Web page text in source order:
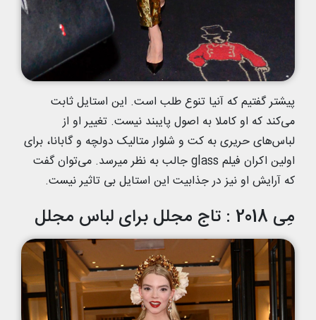
پیشتر گفتیم که آنیا تنوع طلب است. این استایل ثابت
می‌کند که او کاملا به اصول پایبند نیست. تغییر او از
لباس‌های حریری به کت و شلوار متالیک دولچه و گابانا، برای
اولین اکران فیلم glass جالب به نظر میرسد. می‌توان گفت
که آرایش او نیز در جذابیت این استایل بی تاثیر نیست.
مِی 2018 : تاج مجلل برای لباس مجلل